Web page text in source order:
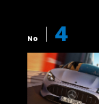
No 4